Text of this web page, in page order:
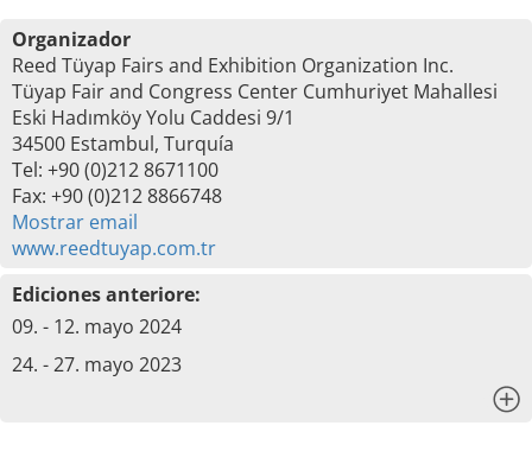
Organizador
Reed Tüyap Fairs and Exhibition Organization Inc.
Tüyap Fair and Congress Center Cumhuriyet Mahallesi
Eski Hadımköy Yolu Caddesi 9/1
34500 Estambul, Turquía
Tel: +90 (0)212 8671100
Fax: +90 (0)212 8866748
Mostrar email
www.reedtuyap.com.tr
Ediciones anteriore:
09. - 12. mayo 2024
24. - 27. mayo 2023